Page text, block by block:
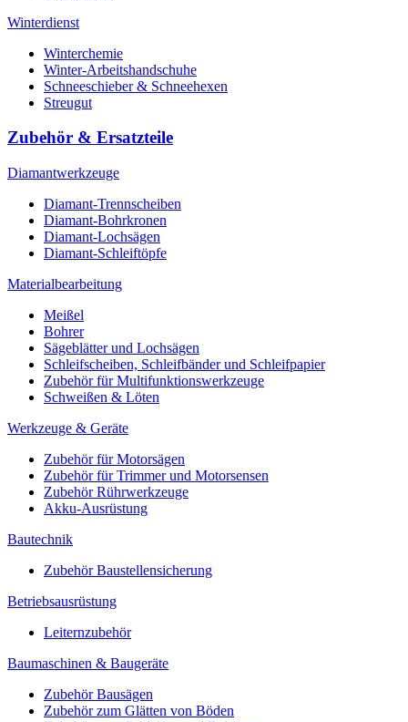
Winterdienst
Winterchemie
Winter-Arbeitshandschuhe
Schneeschieber & Schneehexen
Streugut
Zubehör & Ersatzteile
Diamantwerkzeuge
Diamant-Trennscheiben
Diamant-Bohrkronen
Diamant-Lochsägen
Diamant-Schleiftöpfe
Materialbearbeitung
Meißel
Bohrer
Sägeblätter und Lochsägen
Schleifscheiben, Schleifbänder und Schleifpapier
Zubehör für Multifunktionswerkzeuge
Schweißen & Löten
Werkzeuge & Geräte
Zubehör für Motorsägen
Zubehör für Trimmer und Motorsensen
Zubehör Rührwerkzeuge
Akku-Ausrüstung
Bautechnik
Zubehör Baustellensicherung
Betriebsausrüstung
Leiternzubehör
Baumaschinen & Baugeräte
Zubehör Bausägen
Zubehör zum Glätten von Böden